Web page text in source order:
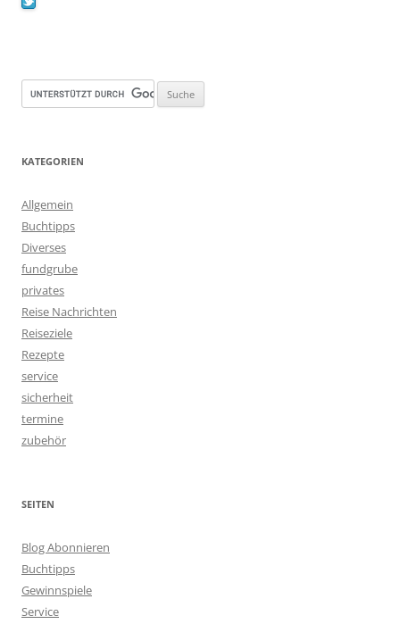
KATEGORIEN
Allgemein
Buchtipps
Diverses
fundgrube
privates
Reise Nachrichten
Reiseziele
Rezepte
service
sicherheit
termine
zubehör
SEITEN
Blog Abonnieren
Buchtipps
Gewinnspiele
Service